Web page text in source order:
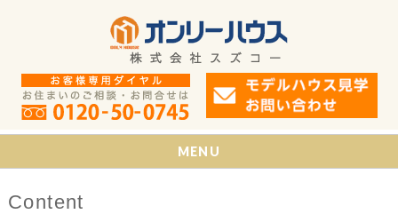
MENU
Content